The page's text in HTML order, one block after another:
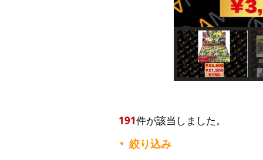
191件が該当しました。
▼ 絞り込み